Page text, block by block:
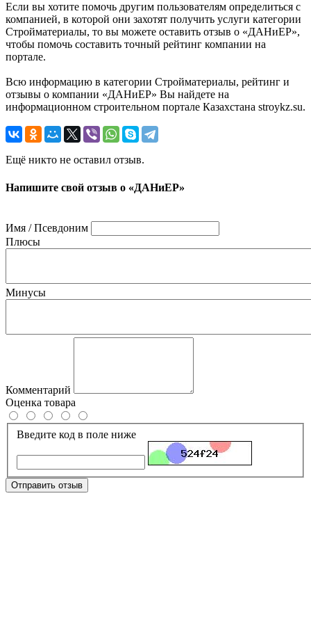
Если вы хотите помочь другим пользователям определиться с
компанией, в которой они захотят получить услуги категории
Стройматериалы, то вы можете оставить отзыв о «ДАНиЕР»,
чтобы помочь составить точный рейтинг компании на
портале.
Всю информацию в категории Стройматериалы, рейтинг и
отзывы о компании «ДАНиЕР» Вы найдете на
информационном строительном портале Казахстана stroykz.su.
Ещё никто не оставил отзыв.
Напишите свой отзыв о «ДАНиЕР»
Имя / Псевдоним
Плюсы
Минусы
Комментарий
Оценка товара
Введите код в поле ниже
Отправить отзыв